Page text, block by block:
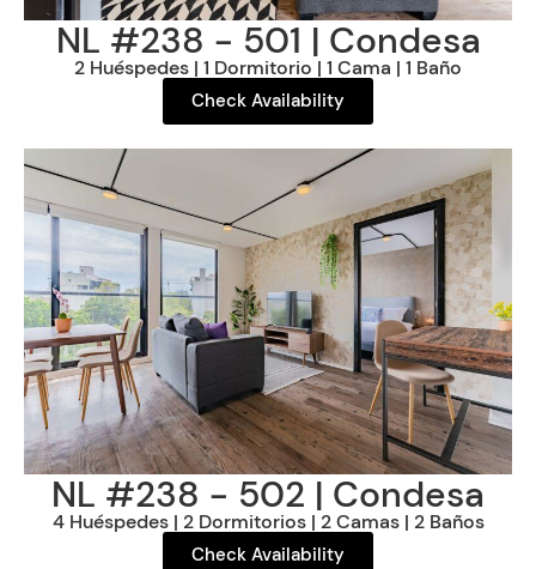
NL #238 - 501 | Condesa
2 Huéspedes | 1 Dormitorio | 1 Cama | 1 Baño
Check Availability
NL #238 - 502 | Condesa
4 Huéspedes | 2 Dormitorios | 2 Camas | 2 Baños
Check Availability